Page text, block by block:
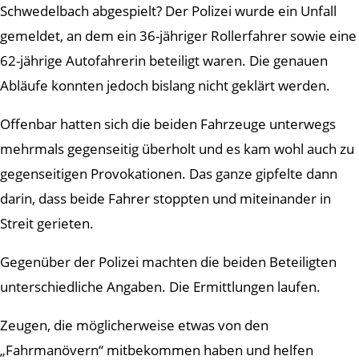
Schwedelbach abgespielt? Der Polizei wurde ein Unfall
gemeldet, an dem ein 36-jähriger Rollerfahrer sowie eine
62-jährige Autofahrerin beteiligt waren. Die genauen
Abläufe konnten jedoch bislang nicht geklärt werden.
Offenbar hatten sich die beiden Fahrzeuge unterwegs
mehrmals gegenseitig überholt und es kam wohl auch zu
gegenseitigen Provokationen. Das ganze gipfelte dann
darin, dass beide Fahrer stoppten und miteinander in
Streit gerieten.
Gegenüber der Polizei machten die beiden Beteiligten
unterschiedliche Angaben. Die Ermittlungen laufen.
Zeugen, die möglicherweise etwas von den
„Fahrmanövern“ mitbekommen haben und helfen